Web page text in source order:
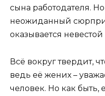
сына работодателя.
неожиданный
оказывается
Всё вокруг твердит,
ведь её жених –
человек. Но как быть,